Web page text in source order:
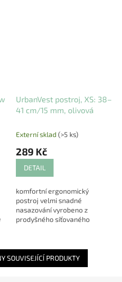
UrbanVest postroj, XS: 38–
41 cm/15 mm, olivová
Externí sklad (>5 ks)
289 Kč
DETAIL
komfortní ergonomický
postroj velmi snadné
nasazování vyrobeno z
prodyšného síťovaného
polstrování pohodlné nošení
bez...
SOUVISEJÍCÍ PRODUKTY